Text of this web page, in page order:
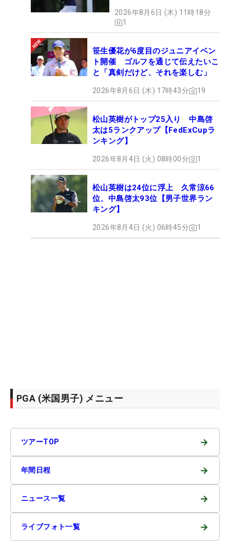
2026年8月6日 (木) 11時18分
1
笹生優花が6度目のジュニアイベン
ト開催 ゴルフを通じて伝えたいこ
と「真剣だけど、それを楽しむ」
2026年8月6日 (木) 17時43分 19
松山英樹がトップ25入り 中島啓
太は5ランクアップ【FedExCupラ
ンキング】
2026年8月4日 (火) 08時00分 1
松山英樹は24位に浮上 久常涼66
位、中島啓太93位【男子世界ラン
キング】
2026年8月4日 (火) 06時45分 1
PGA (米国男子) メニュー
ツアーTOP →
年間日程 →
ニュース一覧 →
ライブフォト一覧 →